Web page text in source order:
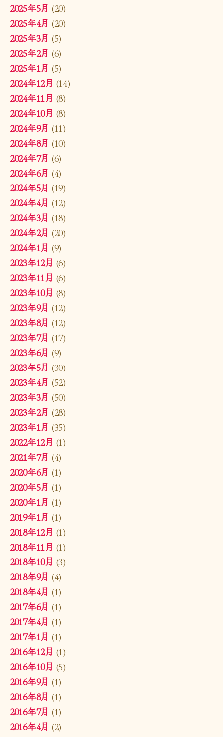
2025年5月 (20)
2025年4月 (20)
2025年3月 (5)
2025年2月 (6)
2025年1月 (5)
2024年12月 (14)
2024年11月 (8)
2024年10月 (8)
2024年9月 (11)
2024年8月 (10)
2024年7月 (6)
2024年6月 (4)
2024年5月 (19)
2024年4月 (12)
2024年3月 (18)
2024年2月 (20)
2024年1月 (9)
2023年12月 (6)
2023年11月 (6)
2023年10月 (8)
2023年9月 (12)
2023年8月 (12)
2023年7月 (17)
2023年6月 (9)
2023年5月 (30)
2023年4月 (52)
2023年3月 (50)
2023年2月 (28)
2023年1月 (35)
2022年12月 (1)
2021年7月 (4)
2020年6月 (1)
2020年5月 (1)
2020年1月 (1)
2019年1月 (1)
2018年12月 (1)
2018年11月 (1)
2018年10月 (3)
2018年9月 (4)
2018年4月 (1)
2017年6月 (1)
2017年4月 (1)
2017年1月 (1)
2016年12月 (1)
2016年10月 (5)
2016年9月 (1)
2016年8月 (1)
2016年7月 (1)
2016年4月 (2)